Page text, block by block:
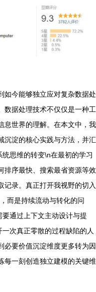
如今能够独立应对复杂数据处
数据处理技术不仅仅是一种工
息世界的理解。在本文中，我
沉淀的核心实践与方法，并汇
思维的转变\n在最初的学习
排序最快、搜索最省资源等效
记录。真正打开我视野的切入
而是持续流动与转化的问
通过上下文主动设计与提
次真正零散的过程缺陷的人
必要价值沉淀维度更多转为因
每一刻创造独立建模的关键维